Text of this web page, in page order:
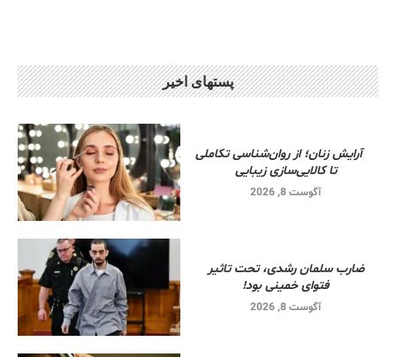
پستهای اخیر
آرایش زنان؛ از روان‌شناسی تکاملی
تا کالایی‌سازی زیبایی
آگوست 8, 2026
ضارب سلمان رشدی، تحت تاثیر
فتوای خمینی بود!
آگوست 8, 2026